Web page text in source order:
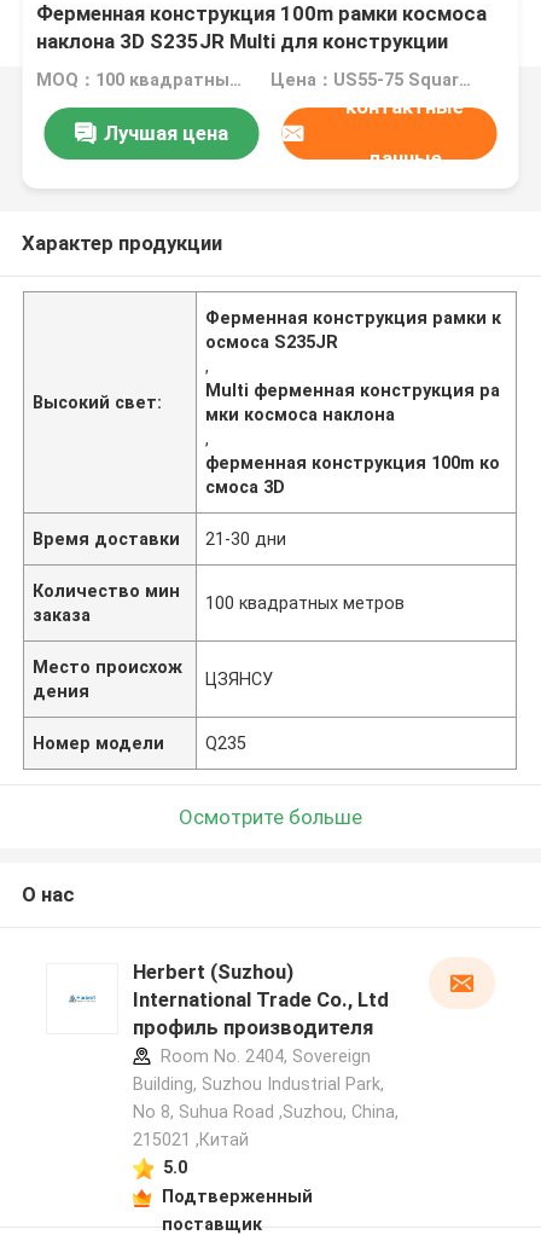
Ферменная конструкция 100m рамки космоса
наклона 3D S235JR Multi для конструкции
ангара самолета
MOQ：100 квадратных метров Цена：US55-75 Square Meters
Лучшая цена
контактные
данные
Характер продукции
Высокий свет:
Ферменная конструкция рамки к
осмоса S235JR
,
Multi ферменная конструкция ра
мки космоса наклона
,
ферменная конструкция 100m ко
смоса 3D
Время доставки 21-30 дни
Количество мин
заказа
100 квадратных метров
Место происхож
дения
ЦЗЯНСУ
Номер модели Q235
Осмотрите больше
О нас
Herbert (Suzhou)
International Trade Co., Ltd
профиль производителя
Room No. 2404, Sovereign
Building, Suzhou Industrial Park,
No 8, Suhua Road ,Suzhou, China,
215021 ,Китай
5.0
Подтверженный
поставщик